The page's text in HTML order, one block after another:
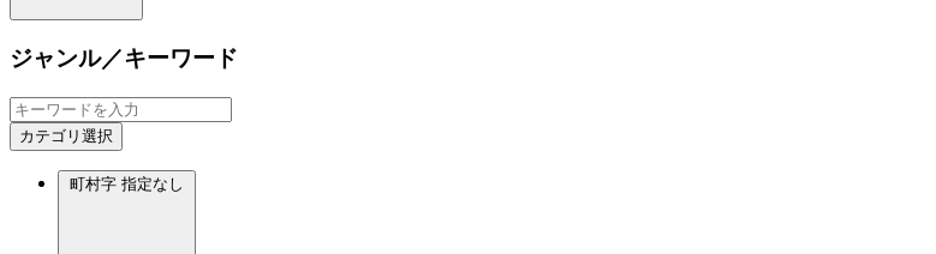
ジャンル／キーワード
カテゴリ選択
町村字 指定なし